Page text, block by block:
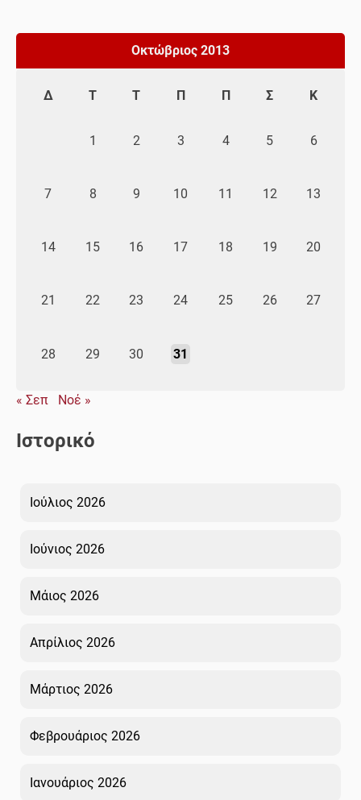
Οκτώβριος 2013
Δ Τ Τ Π Π Σ Κ
1 2 3 4 5 6
7 8 9 10 11 12 13
14 15 16 17 18 19 20
21 22 23 24 25 26 27
28 29 30 31
« Σεπ Νοέ »
Ιστορικό
Ιούλιος 2026
Ιούνιος 2026
Μάιος 2026
Απρίλιος 2026
Μάρτιος 2026
Φεβρουάριος 2026
Ιανουάριος 2026